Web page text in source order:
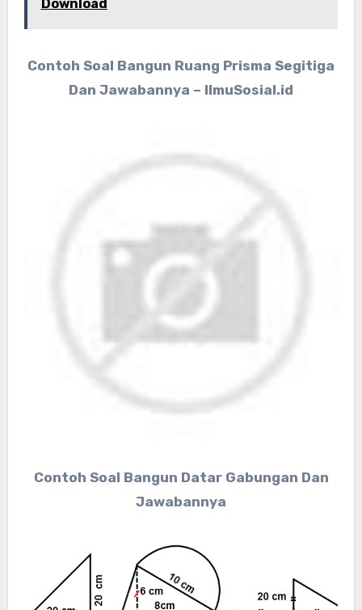
Download
Contoh Soal Bangun Ruang Prisma Segitiga
Dan Jawabannya – IlmuSosial.id
Contoh Soal Bangun Datar Gabungan Dan
Jawabannya